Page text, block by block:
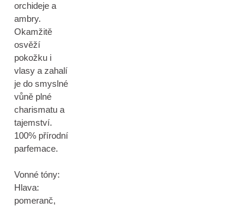
orchideje a
ambry.
Okamžitě
osvěží
pokožku i
vlasy a zahalí
je do smyslné
vůně plné
charismatu a
tajemství.
100% přírodní
parfemace.
Vonné tóny:
Hlava:
pomeranč,